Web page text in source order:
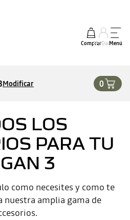
ComprarMy DaciaMenú
Modificar 0
LOS
PARA TU
3
como necesites y como te
nuestra amplia gama de